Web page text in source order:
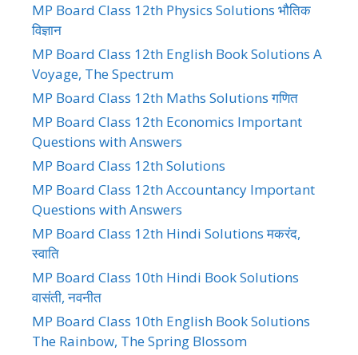
MP Board Class 12th Physics Solutions भौतिक
विज्ञान
MP Board Class 12th English Book Solutions A
Voyage, The Spectrum
MP Board Class 12th Maths Solutions गणित
MP Board Class 12th Economics Important
Questions with Answers
MP Board Class 12th Solutions
MP Board Class 12th Accountancy Important
Questions with Answers
MP Board Class 12th Hindi Solutions मकरंद,
स्वाति
MP Board Class 10th Hindi Book Solutions
वासंती, नवनीत
MP Board Class 10th English Book Solutions
The Rainbow, The Spring Blossom